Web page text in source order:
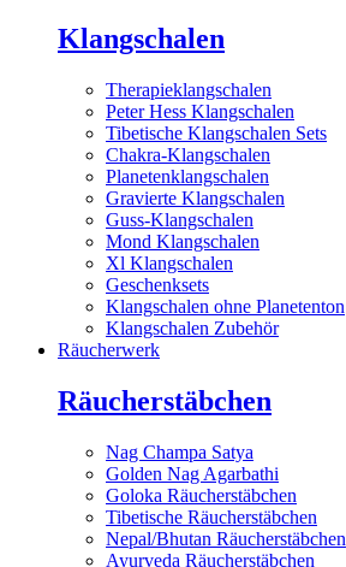
Klangschalen
Therapieklangschalen
Peter Hess Klangschalen
Tibetische Klangschalen Sets
Chakra-Klangschalen
Planetenklangschalen
Gravierte Klangschalen
Guss-Klangschalen
Mond Klangschalen
Xl Klangschalen
Geschenksets
Klangschalen ohne Planetenton
Klangschalen Zubehör
Räucherwerk
Räucherstäbchen
Nag Champa Satya
Golden Nag Agarbathi
Goloka Räucherstäbchen
Tibetische Räucherstäbchen
Nepal/Bhutan Räucherstäbchen
Ayurveda Räucherstäbchen